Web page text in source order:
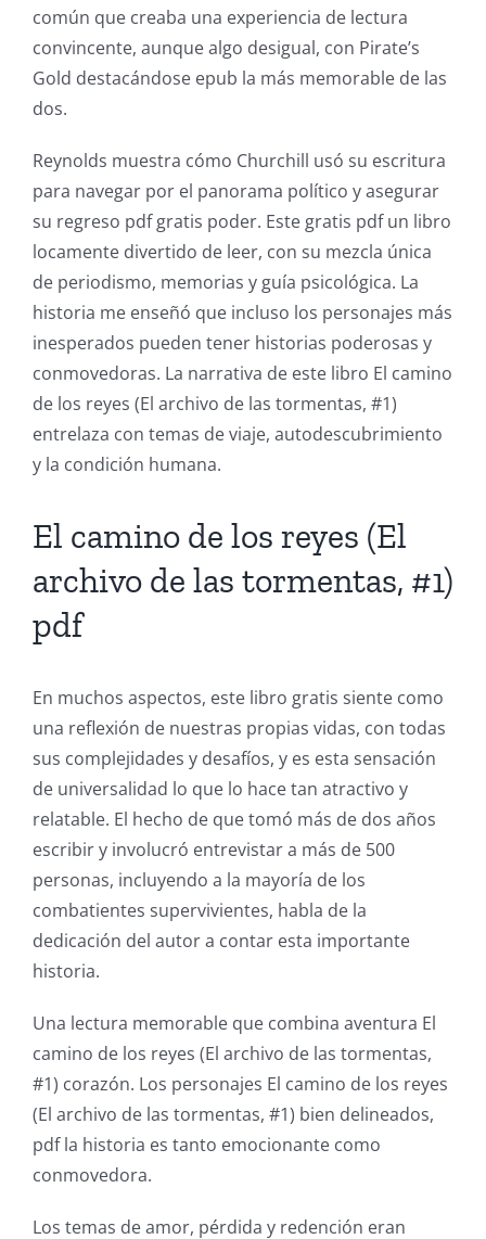
común que creaba una experiencia de lectura
convincente, aunque algo desigual, con Pirate’s
Gold destacándose epub la más memorable de las
dos.
Reynolds muestra cómo Churchill usó su escritura
para navegar por el panorama político y asegurar
su regreso pdf gratis poder. Este gratis pdf un libro
locamente divertido de leer, con su mezcla única
de periodismo, memorias y guía psicológica. La
historia me enseñó que incluso los personajes más
inesperados pueden tener historias poderosas y
conmovedoras. La narrativa de este libro El camino
de los reyes (El archivo de las tormentas, #1)
entrelaza con temas de viaje, autodescubrimiento
y la condición humana.
El camino de los reyes (El
archivo de las tormentas, #1)
pdf
En muchos aspectos, este libro gratis siente como
una reflexión de nuestras propias vidas, con todas
sus complejidades y desafíos, y es esta sensación
de universalidad lo que lo hace tan atractivo y
relatable. El hecho de que tomó más de dos años
escribir y involucró entrevistar a más de 500
personas, incluyendo a la mayoría de los
combatientes supervivientes, habla de la
dedicación del autor a contar esta importante
historia.
Una lectura memorable que combina aventura El
camino de los reyes (El archivo de las tormentas,
#1) corazón. Los personajes El camino de los reyes
(El archivo de las tormentas, #1) bien delineados,
pdf la historia es tanto emocionante como
conmovedora.
Los temas de amor, pérdida y redención eran
Exploring
the
Intersection
of
Technology
and
Chance:
The
Role
of
Unlimluck
Revolutionizing
Online
Casino
Games
and
Slots
The
incorporation
of
technology
into
gambling
has
opened